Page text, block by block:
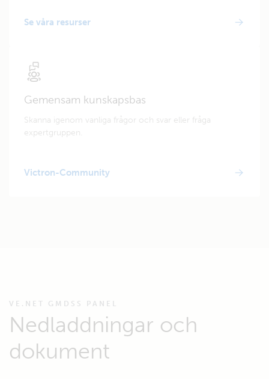
Se våra resurser
Gemensam kunskapsbas
Skanna igenom vanliga frågor och svar eller fråga
expertgruppen.
Victron-Community
VE.NET GMDSS PANEL
Nedladdningar och
dokument